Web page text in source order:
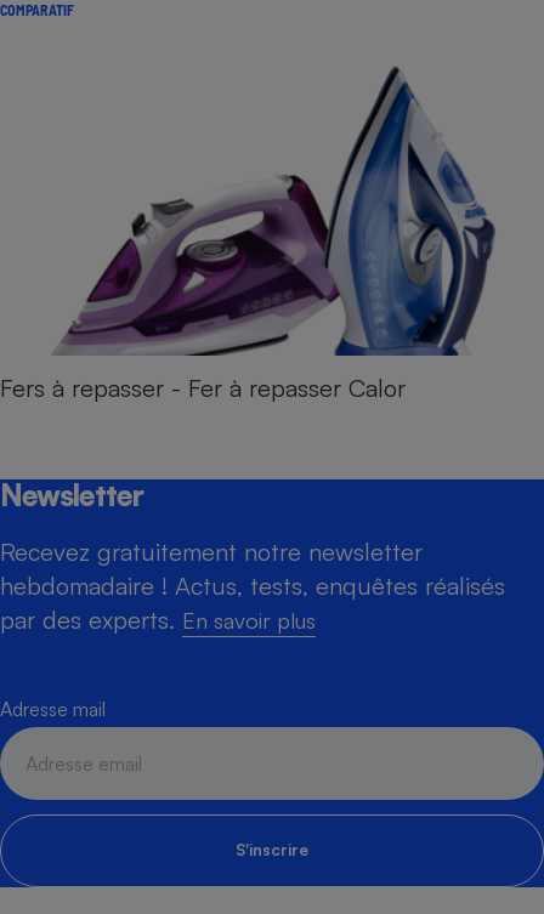
COMPARATIF
Fers à repasser - Fer à repasser Calor
Newsletter
Recevez gratuitement notre newsletter
hebdomadaire ! Actus, tests, enquêtes réalisés
par des experts. En savoir plus
Adresse mail
S'inscrire